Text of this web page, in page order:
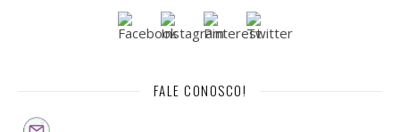
FALE CONOSCO!